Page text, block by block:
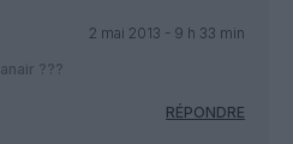
2 mai 2013 - 9 h 33 min
???
RÉPONDRE